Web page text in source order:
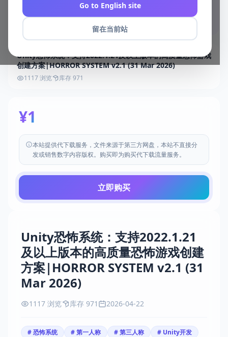
Go to English site
留在当前站
Unity恐怖系统：支持2022.1.21
及以上版本的高质量恐怖游戏创建
方案|HORROR SYSTEM v2.1 (31
Mar 2026)
1117 浏览 库存 971 2026-04-22
# 恐怖系统 # 第一人称 # 第三人称 # Unity开发
Unity恐怖系统：支持2022.1.21及以上版本的高质量恐怖游戏
创建方案|HORROR SYSTEM v2.1 (31 Mar 2026)
1117 浏览 库存 971
¥1
本站提供代下载服务，文件来源于第三方网盘，本站不直接分
发或销售数字内容版权。购买即为购买代下载流量服务。
立即购买